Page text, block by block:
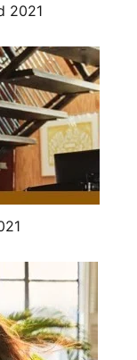
2021